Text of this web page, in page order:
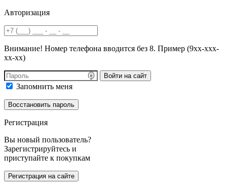
Авторизация
Внимание! Номер телефона вводится без 8. Пример (9хх-ххх-
хх-хх)
Войти на сайт
Запомнить меня
Регистрация
Вы новый пользователь?
Зарегистрируйтесь и
приступайте к покупкам